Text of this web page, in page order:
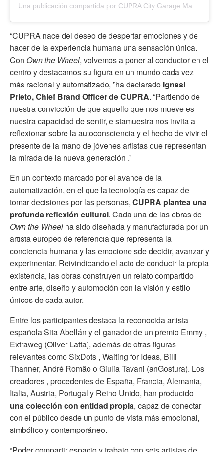
“CUPRA nace del deseo de despertar emociones y de
hacer de la experiencia humana una sensación única.
Con Own the Wheel, volvemos a poner al conductor en el
centro y destacamos su figura en un mundo cada vez
más racional y automatizado, ”ha declarado Ignasi
Prieto, Chief Brand Officer de CUPRA. “Partiendo de
nuestra convicción de que aquello que nos mueve es
nuestra capacidad de sentir, e stamuestra nos invita a
reflexionar sobre la autoconsciencia y el hecho de vivir el
presente de la mano de jóvenes artistas que representan
la mirada de la nueva generación .”
En un contexto marcado por el avance de la
automatización, en el que la tecnología es capaz de
tomar decisiones por las personas, CUPRA plantea una
profunda reflexión cultural. Cada una de las obras de
Own the Wheel ha sido diseñada y manufacturada por un
artista europeo de referencia que representa la
conciencia humana y las emocione sde decidir, avanzar y
experimentar. Reivindicando el acto de conducir la propia
existencia, las obras construyen un relato compartido
entre arte, diseño y automoción con la visión y estilo
únicos de cada autor.
Entre los participantes destaca la reconocida artista
española Sita Abellán y el ganador de un premio Emmy ,
Extraweg (Oliver Latta), además de otras figuras
relevantes como SixDots , Waiting for Ideas, Billi
Thanner, André Romão o Giulia Tavani (anGostura). Los
creadores , procedentes de España, Francia, Alemania,
Italia, Austria, Portugal y Reino Unido, han producido
una colección con entidad propia, capaz de conectar
con el público desde un punto de vista más emocional,
simbólico y contemporáneo.
“Poder compartir espacio y trabajo con seis artistas de